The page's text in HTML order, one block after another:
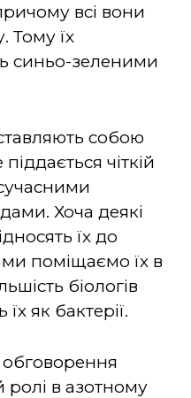
всі вони
Тому їх
синьо-зеленими
собою
чіткій
Хоча деякі
їх до
ми поміщаємо їх в
біологів
як бактерії.
ролі в азотному